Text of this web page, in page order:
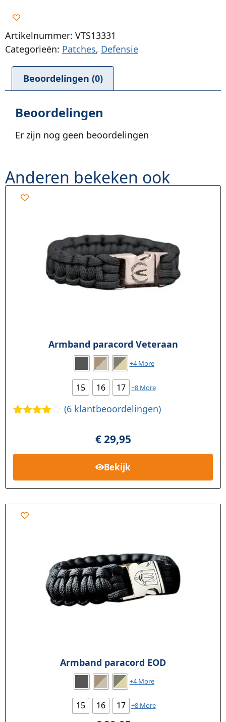
Artikelnummer: VTS13331
Categorieën: Patches, Defensie
Beoordelingen (0)
Beoordelingen
Er zijn nog geen beoordelingen
Anderen bekeken ook
Armband paracord Veteraan
+4 More
15 16 17 +8 More
d op
waarderi
ngen
(6 klantbeoordelingen)
€29,95
Bekijk
Armband paracord EOD
+4 More
15 16 17 +8 More